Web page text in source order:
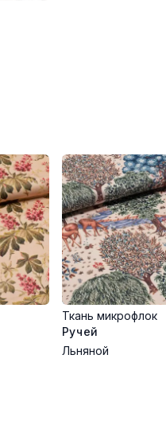
Ткань микрофлок
Ручей
Льняной